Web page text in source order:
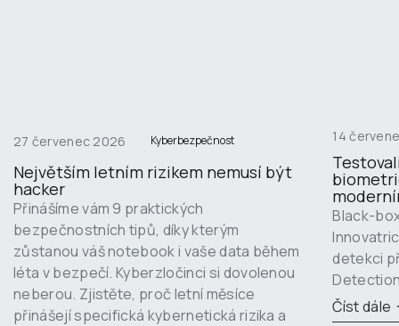
27 červenec 2026 Kyberbezpečnost
Největším letním rizikem nemusí být
hacker
Přinášíme vám 9 praktických
bezpečnostních tipů, díky kterým
zůstanou váš notebook i vaše data během
léta v bezpečí. Kyberzločinci si dovolenou
neberou. Zjistěte, proč letní měsíce
přinášejí specifická kybernetická rizika a
14
Black-
detekci
Číst dále